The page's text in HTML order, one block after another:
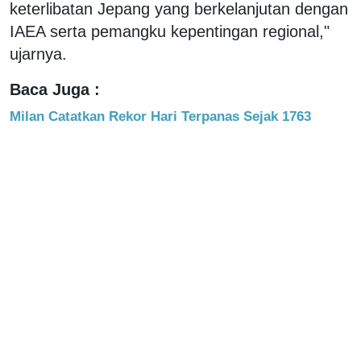
keterlibatan Jepang yang berkelanjutan dengan
IAEA serta pemangku kepentingan regional,"
ujarnya.
Baca Juga :
Milan Catatkan Rekor Hari Terpanas Sejak 1763